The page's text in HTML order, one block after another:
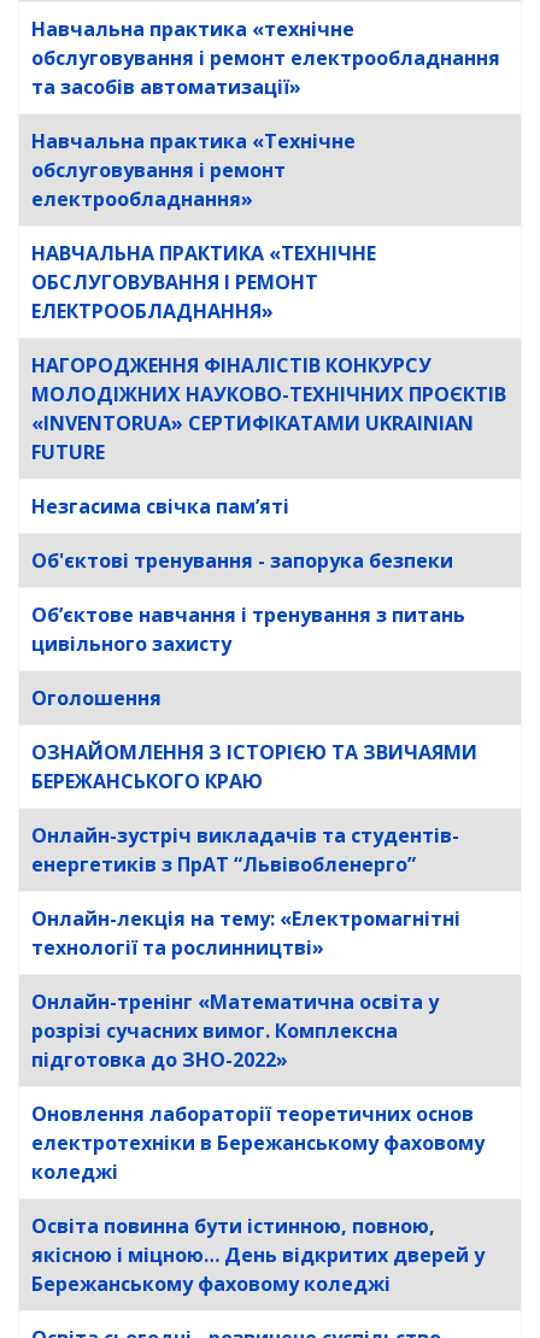
Навчальна практика «технічне
обслуговування і ремонт електрообладнання
та засобів автоматизації»
Навчальна практика «Технічне
обслуговування і ремонт
електрообладнання»
НАВЧАЛЬНА ПРАКТИКА «ТЕХНІЧНЕ
ОБСЛУГОВУВАННЯ І РЕМОНТ
ЕЛЕКТРООБЛАДНАННЯ»
НАГОРОДЖЕННЯ ФІНАЛІСТІВ КОНКУРСУ
МОЛОДІЖНИХ НАУКОВО-ТЕХНІЧНИХ ПРОЄКТІВ
«INVENTORUA» СЕРТИФІКАТАМИ UKRAINIAN
FUTURE
Незгасима свічка пам’яті
Об'єктові тренування - запорука безпеки
Об’єктове навчання і тренування з питань
цивільного захисту
Оголошення
ОЗНАЙОМЛЕННЯ З ІСТОРІЄЮ ТА ЗВИЧАЯМИ
БЕРЕЖАНСЬКОГО КРАЮ
Онлайн-зустріч викладачів та студентів-
енергетиків з ПрАТ “Львівобленерго”
Онлайн-лекція на тему: «Електромагнітні
технології та рослинництві»
Онлайн-тренінг «Математична освіта у
розрізі сучасних вимог. Комплексна
підготовка до ЗНО-2022»
Оновлення лабораторії теоретичних основ
електротехніки в Бережанському фаховому
коледжі
Освіта повинна бути істинною, повною,
якісною і міцною… День відкритих дверей у
Бережанському фаховому коледжі